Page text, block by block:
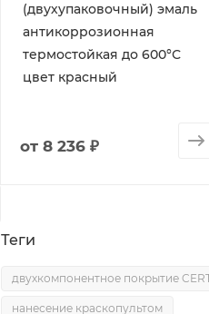
(двухупаковочный) эмаль
антикоррозионная
термостойкая до 600°С
цвет красный
от 8 236 ₽
Теги
двухкомпонентное покрытие
нанесение краскопультом